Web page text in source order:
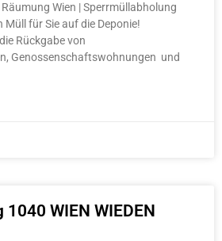
Wien | Sperrmüllabholung
Müll für Sie auf die Deponie!
Rückgabe von
Genossenschaftswohnungen und
WIEN WIEDEN